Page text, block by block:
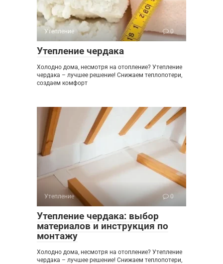
Утепление 0
Утепление чердака
Холодно дома, несмотря на отопление? Утепление
чердака – лучшее решение! Снижаем теплопотери,
создаем комфорт
Утепление 0
Утепление чердака: выбор
материалов и инструкция по
монтажу
Холодно дома, несмотря на отопление? Утепление
чердака – лучшее решение! Снижаем теплопотери,